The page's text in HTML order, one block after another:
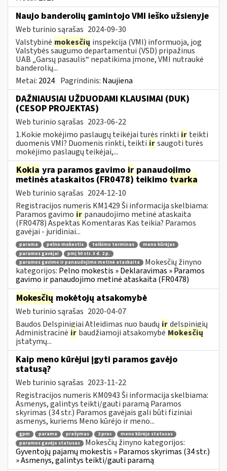
Naujo banderolių gamintojo VMI ieško užsienyje
Web turinio sąrašas 2024-09-30
Valstybinė mokesčių inspekcija (VMI) informuoja, jog
Valstybės saugumo departamentui (VSD) pripažinus
UAB „Garsų pasaulis“ nepatikima įmone, VMI nutraukė
banderolių...
Metai: 2024 Pagrindinis: Naujiena
DAŽNIAUSIAI UŽDUODAMI KLAUSIMAI (DUK)
(CESOP PROJEKTAS)
Web turinio sąrašas 2023-06-22
1.Kokie mokėjimo paslaugų teikėjai turės rinkti ir teikti
duomenis VMI? Duomenis rinkti, teikti irsaugoti turės
mokėjimo paslaugų teikėjai,...
Kokia yra paramos gavimo ir panaudojimo
metinės ataskaitos (FR0478) teikimo tvarka
Web turinio sąrašas 2024-12-10
Registracijos numeris KM1429 Ši informacija skelbiama:
Paramos gavimo ir panaudojimo metinė ataskaita
(FR0478) Aspektas Komentaras Kas teikia? Paramos
gavėjai - juridiniai...
parama pelno mokestis teikimo terminas
meno kūrėjas
paramos gavėjai
pmį 50 str. 3 d. 2 p.
paramos gavimo ir panaudojimo metinė ataskaita
Mokesčių žinyno
kategorijos: Pelno mokestis » Deklaravimas » Paramos
gavimo ir panaudojimo metinė ataskaita (FR0478)
Mokesčių mokėtojų atsakomybė
Web turinio sąrašas 2020-04-07
Baudos Delspinigiai Atleidimas nuo baudų irdelspinigių
Administracinė ir baudžiamoji atsakomybėMokesčių
įstatymų...
Kaip meno kūrėjui įgyti paramos gavėjo
statusą?
Web turinio sąrašas 2023-11-22
Registracijos numeris KM0943 Ši informacija skelbiama:
Asmenys, galintys teikti/gauti paramą Paramos
skyrimas (34 str.) Paramos gavėjais gali būti fiziniai
asmenys, kuriems Meno kūrėjo ir meno...
gpm parama prašymas 2 proc
meno kūrėjo statusas
paramos gavėjo statusas
Mokesčių žinyno kategorijos:
Gyventojų pajamų mokestis » Paramos skyrimas (34 str.)
» Asmenys, galintys teikti/gauti paramą